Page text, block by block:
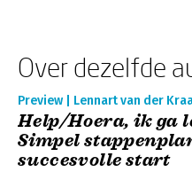
Over dezelfde
Preview | Lennart van der
Help/Hoera, ik ga
Simpel
succesvolle start